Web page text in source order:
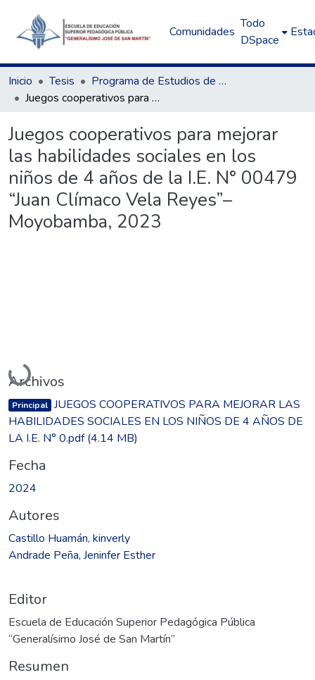
Comunidades
Todo
DSpace
Inicio Tesis
Programa de Estudios de Educación Inicial
Juegos cooperativos para mejorar las habilidades sociales en los niños de 4 años de la I.E. N° 00479 “Juan Clímaco Vela Reyes”– Moyobamba, 2023
Juegos cooperativos para mejorar
las habilidades sociales en los
niños de 4 años de la I.E. N° 00479
“Juan Clímaco Vela Reyes”–
Moyobamba, 2023
Cargando...
Archivos
Principal JUEGOS COOPERATIVOS PARA MEJORAR LAS
HABILIDADES SOCIALES EN LOS NIÑOS DE 4 AÑOS DE
LA I.E. N° 0.pdf(4.14 MB)
Fecha
2024
Autores
Castillo Huamán, kinverly
Andrade Peña, Jeninfer Esther
Editor
Escuela de Educación Superior Pedagógica Pública
“Generalísimo José de San Martín”
Resumen